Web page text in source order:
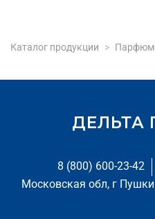
Каталог продукции
8 (800) 600-23-42
Московская обл, г